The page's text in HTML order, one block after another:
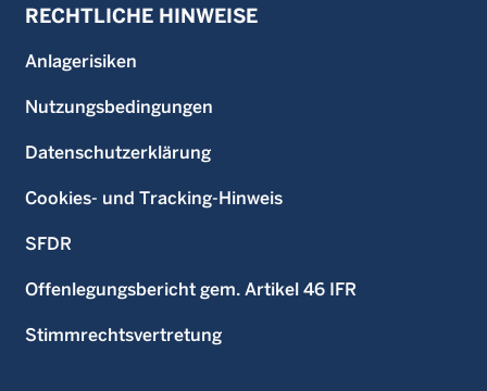
RECHTLICHE HINWEISE
Anlagerisiken
Nutzungsbedingungen
Datenschutzerklärung
Cookies- und Tracking-Hinweis
SFDR
Offenlegungsbericht gem. Artikel 46 IFR
Stimmrechtsvertretung